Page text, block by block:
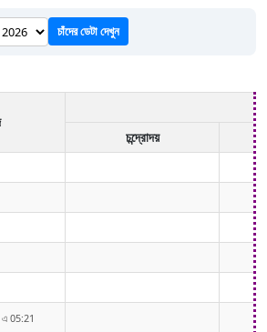
চাঁদের ডেটা দেখুন
চন্দ্রোদয়
এ 05:21